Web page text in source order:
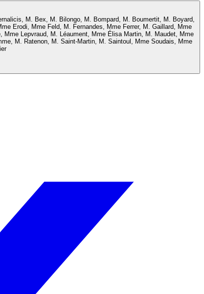
M. Bex, M. Bilongo, M. Bompard, M. Boumertit, M. Boyard,
Erodi, Mme Feld, M. Fernandes, Mme Ferrer, M. Gaillard, Mme
Lepvraud, M. Léaument, Mme Élisa Martin, M. Maudet, Mme
M. Ratenon, M. Saint-Martin, M. Saintoul, Mme Soudais, Mme